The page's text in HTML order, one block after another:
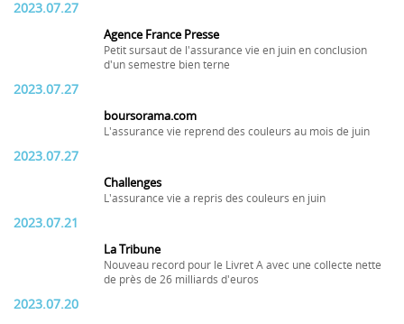
2023.07.27
Agence France Presse
Petit sursaut de l'assurance vie en juin en conclusion
d'un semestre bien terne
2023.07.27
boursorama.com
L'assurance vie reprend des couleurs au mois de juin
2023.07.27
Challenges
L'assurance vie a repris des couleurs en juin
2023.07.21
La Tribune
Nouveau record pour le Livret A avec une collecte nette
de près de 26 milliards d'euros
2023.07.20